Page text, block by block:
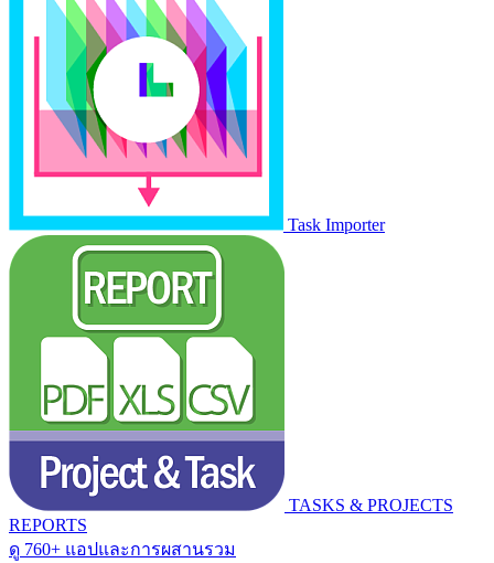
Task Importer
TASKS & PROJECTS
REPORTS
ดู 760+ แอปและการผสานรวม